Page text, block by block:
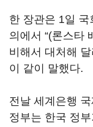
한 장관은 1일
의에서 “(론스타
비해서 대처해
이 같이 말했다.
전날 세계은행
정부는 한국 정